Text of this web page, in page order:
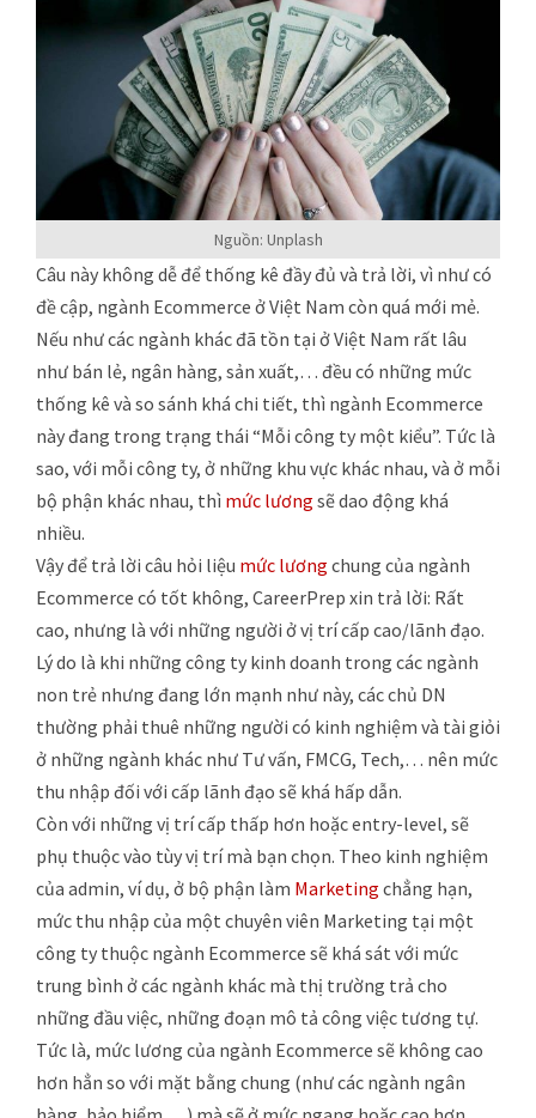
Nguồn: Unplash
Câu này không dễ để thống kê đầy đủ và trả lời, vì như có
đề cập, ngành Ecommerce ở Việt Nam còn quá mới mẻ.
Nếu như các ngành khác đã tồn tại ở Việt Nam rất lâu
như bán lẻ, ngân hàng, sản xuất,… đều có những mức
thống kê và so sánh khá chi tiết, thì ngành Ecommerce
này đang trong trạng thái “Mỗi công ty một kiểu”. Tức là
sao, với mỗi công ty, ở những khu vực khác nhau, và ở mỗi
bộ phận khác nhau, thì mức lương sẽ dao động khá
nhiều.
Vậy để trả lời câu hỏi liệu mức lương chung của ngành
Ecommerce có tốt không, CareerPrep xin trả lời: Rất
cao, nhưng là với những người ở vị trí cấp cao/lãnh đạo.
Lý do là khi những công ty kinh doanh trong các ngành
non trẻ nhưng đang lớn mạnh như này, các chủ DN
thường phải thuê những người có kinh nghiệm và tài giỏi
ở những ngành khác như Tư vấn, FMCG, Tech,… nên mức
thu nhập đối với cấp lãnh đạo sẽ khá hấp dẫn.
Còn với những vị trí cấp thấp hơn hoặc entry-level, sẽ
phụ thuộc vào tùy vị trí mà bạn chọn. Theo kinh nghiệm
của admin, ví dụ, ở bộ phận làm Marketing chẳng hạn,
mức thu nhập của một chuyên viên Marketing tại một
công ty thuộc ngành Ecommerce sẽ khá sát với mức
trung bình ở các ngành khác mà thị trường trả cho
những đầu việc, những đoạn mô tả công việc tương tự.
Tức là, mức lương của ngành Ecommerce sẽ không cao
hơn hẳn so với mặt bằng chung (như các ngành ngân